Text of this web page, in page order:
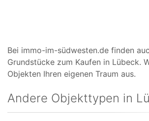
Bei immo-im-südwesten.de finden
Grundstücke zum Kaufen in Lübeck.
Objekten Ihren eigenen Traum aus.
Andere Objekttypen in